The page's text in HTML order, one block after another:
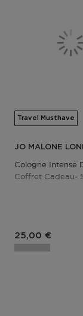
Travel Musthave
JO MALONE
Cologne Intense
Coffret Cadeau-
25,00 €